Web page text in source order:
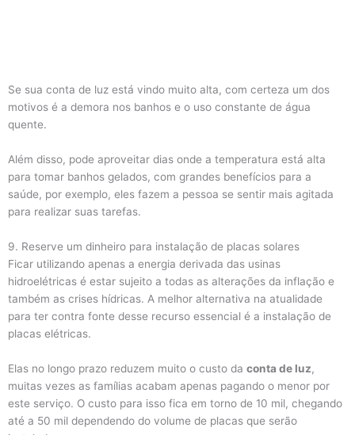
Se sua conta de luz está vindo muito alta, com certeza um dos
motivos é a demora nos banhos e o uso constante de água
quente.
Além disso, pode aproveitar dias onde a temperatura está alta
para tomar banhos gelados, com grandes benefícios para a
saúde, por exemplo, eles fazem a pessoa se sentir mais agitada
para realizar suas tarefas.
9. Reserve um dinheiro para instalação de placas solares
Ficar utilizando apenas a energia derivada das usinas
hidroelétricas é estar sujeito a todas as alterações da inflação e
também as crises hídricas. A melhor alternativa na atualidade
para ter contra fonte desse recurso essencial é a instalação de
placas elétricas.
Elas no longo prazo reduzem muito o custo da conta de luz,
muitas vezes as famílias acabam apenas pagando o menor por
este serviço. O custo para isso fica em torno de 10 mil, chegando
até a 50 mil dependendo do volume de placas que serão